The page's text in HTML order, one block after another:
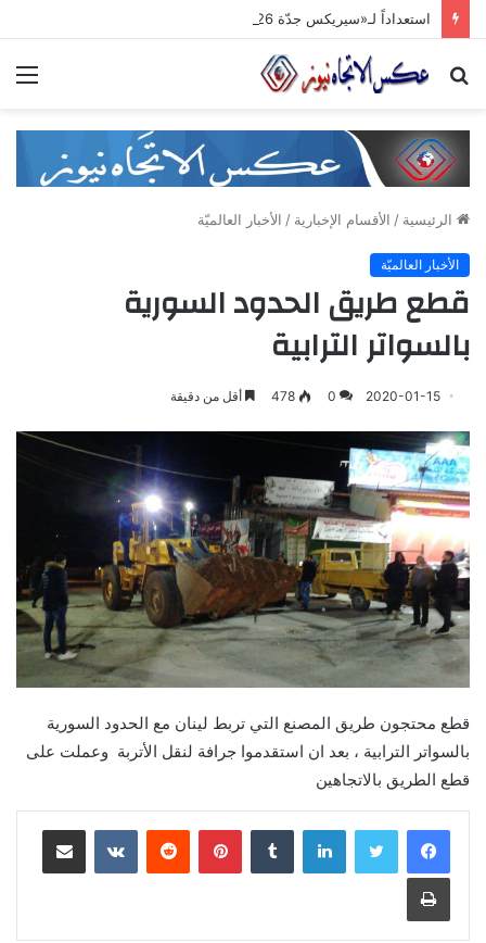
بحث
الرئيسية / الأقسام الإخبارية / الأخبار العالميّة
الأخبار العالميّة
قطع طريق الحدود السورية
بالسواتر الترابية
2020-01-15
0
478 أقل من دقيقة
قطع محتجون طريق المصنع التي تربط لينان مع الحدود السورية
بالسواتر الترابية ، بعد ان استقدموا جرافة لنقل الأتربة وعملت على
قطع الطريق بالاتجاهين
لينكدإن بينتيريست